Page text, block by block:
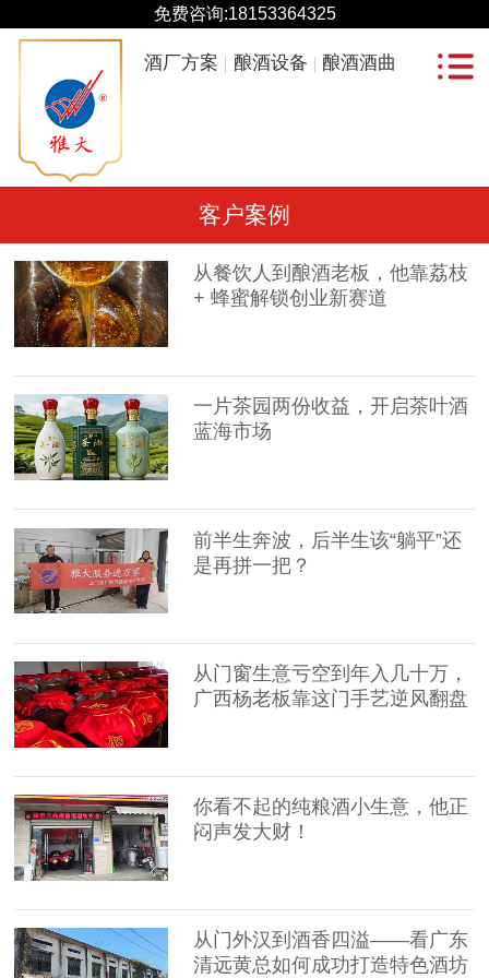
免费咨询:18153364325
酒厂方案 酿酒设备 酿酒酒曲
客户案例
从餐饮人到酿酒老板，他靠荔枝
+ 蜂蜜解锁创业新赛道
一片茶园两份收益，开启茶叶酒
蓝海市场
前半生奔波，后半生该“躺平”还
是再拼一把？
从门窗生意亏空到年入几十万，
广西杨老板靠这门手艺逆风翻盘
你看不起的纯粮酒小生意，他正
闷声发大财！
从门外汉到酒香四溢——看广东
清远黄总如何成功打造特色酒坊